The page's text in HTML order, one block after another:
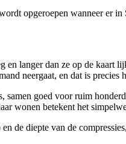
opgeroepen wanneer er
langer dan ze op de kaart
neergaat, en dat is precies
goed voor ruim
wonen betekent het
de diepte van de